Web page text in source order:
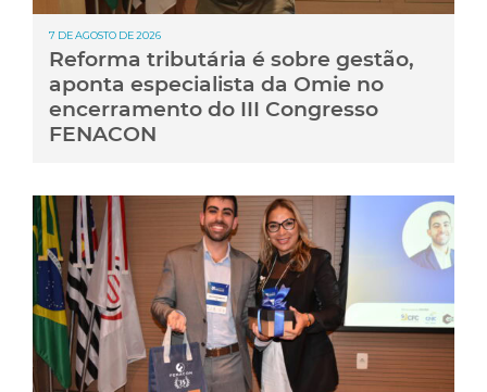
7 DE AGOSTO DE 2026
Reforma tributária é sobre gestão,
aponta especialista da Omie no
encerramento do III Congresso
FENACON